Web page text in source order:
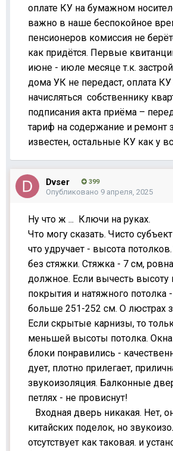
оплате КУ на бумажном
важно в наше беспокойное
пенсионеров комиссия не
как придётся. Первые
июне - июле месяце т.к.
дома УК не передаст, оплата КУ
начисляться собственнику
подписания акта приёма –
тариф на содержание и ремонт
известен, остальные КУ как у
Dvser 399
Опубликовано 9 апреля, 2025
Ну что ж ... Ключи на руках.
Что могу сказать. Чисто
что удручает - высота
без стяжки. Стяжка - 7 см,
должное. Если вычесть высоту
покрытия и натяжного потолка
больше 251-252 см. О люстрах
Если скрытые карнизы, то
меньшей высоты потолка.
блоки понравились -
дует, плотно прилегает,
звукоизоляция. Балконные
петлях - не провиснут!
Входная дверь никакая. Нет,
китайских поделок, но
отсутствует как таковая. и